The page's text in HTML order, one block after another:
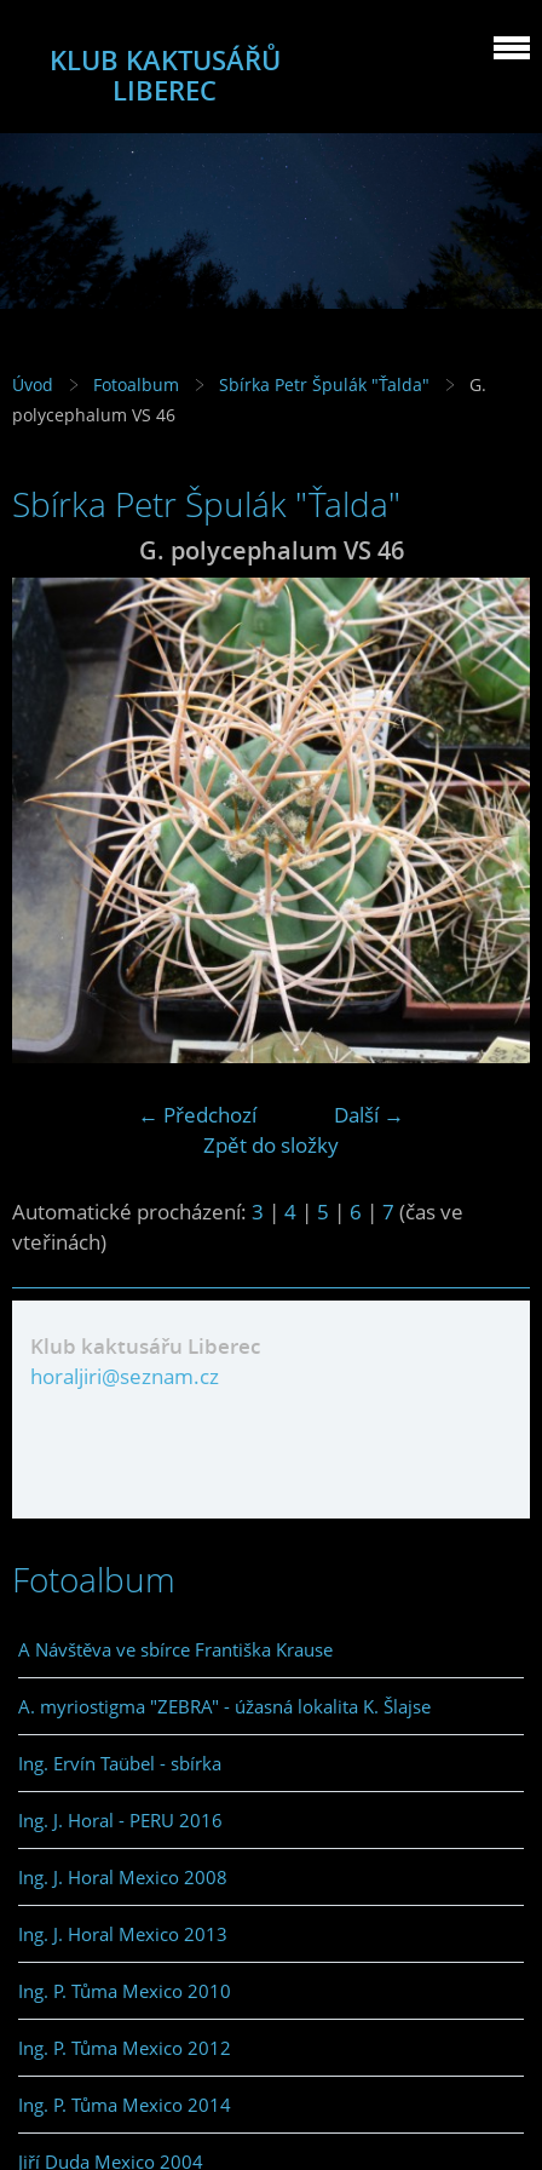
KLUB KAKTUSÁŘŮ
LIBEREC
Úvod Fotoalbum Sbírka Petr Špulák "Ťalda"
G.
polycephalum VS 46
Sbírka Petr Špulák "Ťalda"
G. polycephalum VS 46
← Předchozí
Další →
Zpět do složky
Automatické procházení: 3 | 4 | 5 | 6 | 7 (čas ve
vteřinách)
Klub kaktusářu Liberec
horaljiri@seznam.cz
Fotoalbum
A Návštěva ve sbírce Františka Krause
A. myriostigma "ZEBRA" - úžasná lokalita K. Šlajse
Ing. Ervín Taübel - sbírka
Ing. J. Horal - PERU 2016
Ing. J. Horal Mexico 2008
Ing. J. Horal Mexico 2013
Ing. P. Tůma Mexico 2010
Ing. P. Tůma Mexico 2012
Ing. P. Tůma Mexico 2014
Jiří Duda Mexico 2004